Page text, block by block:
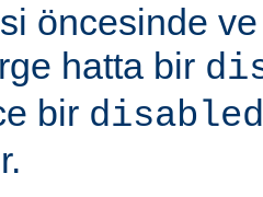
öncesinde
hatta bir
bir disabled